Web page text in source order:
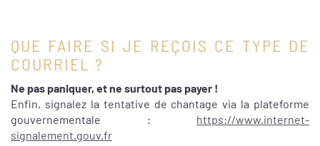
QUE FAIRE SI JE REÇOIS CE TYPE DE
COURRIEL ?
Ne pas paniquer, et ne surtout pas payer !
Enfin, signalez la tentative de chantage via la plateforme
gouvernementale : https://www.internet-
signalement.gouv.fr